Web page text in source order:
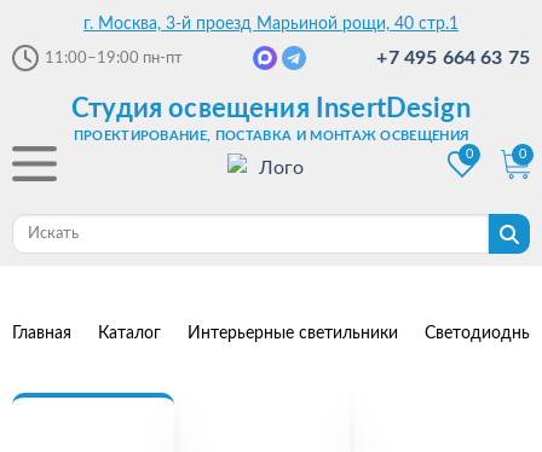
г. Москва, 3-й проезд Марьиной рощи, 40 стр.1
11:00–19:00 пн-пт +7 495 664 63 75
Студия освещения InsertDesign
ПРОЕКТИРОВАНИЕ, ПОСТАВКА И МОНТАЖ ОСВЕЩЕНИЯ
0
0
Главная Каталог Интерьерные светильники